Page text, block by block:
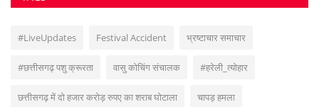
#LiveUpdates Festival Accident भ्रष्टाचार समाचार
#छत्तीसगढ़ पशु क्रूरता वासु कोचिंग संचालक #हरेली_त्योहार
छत्तीसगढ़ में दो हजार करोड़ रुपए का शराब घोटाला चापड़ हमला